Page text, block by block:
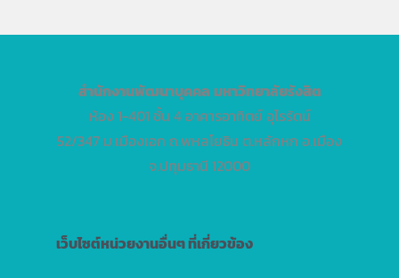
สำนักงานพัฒนาบุคคล มหาวิทยาลัยรังสิต
ห้อง 1-401 ชั้น 4 อาคารอาทิตย์ อุไรรัตน์
52/347 ม.เมืองเอก ถ.พหลโยธิน ต.หลักหก อ.เมือง
จ.ปทุมธานี 12000
เว็บไซต์หน่วยงานอื่นๆ ที่เกี่ยวข้อง